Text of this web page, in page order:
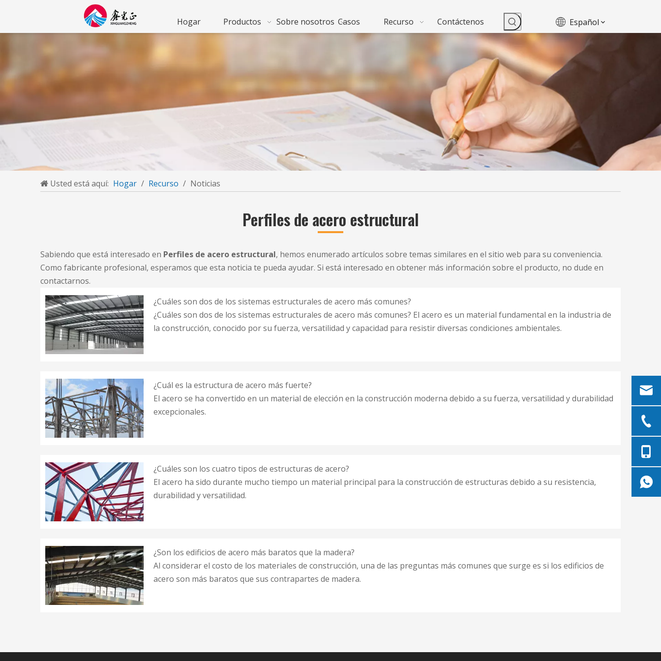
Hogar Productos Sobre nosotros Casos Recurso Contáctenos Español
Usted está aquí: Hogar / Recurso / Noticias
Perfiles de acero estructural
Sabiendo que está interesado en Perfiles de acero estructural, hemos enumerado artículos sobre temas similares en el sitio web para su conveniencia.
Como fabricante profesional, esperamos que esta noticia te pueda ayudar. Si está interesado en obtener más información sobre el producto, no dude en
contactarnos.
¿Cuáles son dos de los sistemas estructurales de acero más comunes?
¿Cuáles son dos de los sistemas estructurales de acero más comunes? El acero es un material fundamental en la industria de
la construcción, conocido por su fuerza, versatilidad y capacidad para resistir diversas condiciones ambientales.
¿Cuál es la estructura de acero más fuerte?
El acero se ha convertido en un material de elección en la construcción moderna debido a su fuerza, versatilidad y durabilidad
excepcionales.
¿Cuáles son los cuatro tipos de estructuras de acero?
El acero ha sido durante mucho tiempo un material principal para la construcción de estructuras debido a su resistencia,
durabilidad y versatilidad.
¿Son los edificios de acero más baratos que la madera?
Al considerar el costo de los materiales de construcción, una de las preguntas más comunes que surge es si los edificios de
acero son más baratos que sus contrapartes de madera.